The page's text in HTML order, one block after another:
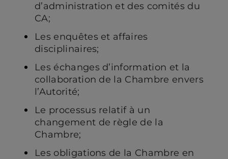
d’administration et des comités du
CA;
Les enquêtes et affaires
disciplinaires;
Les échanges d’information et la
collaboration de la Chambre envers
l’Autorité;
Le processus relatif à un
changement de règle de la
Chambre;
Les obligations de la Chambre en